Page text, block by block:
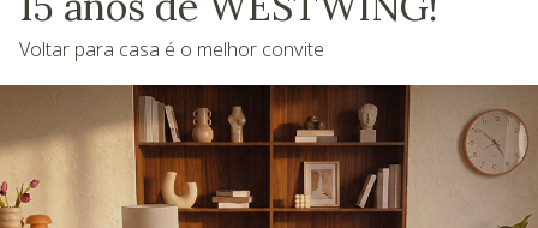
Voltar para casa é o melhor convite